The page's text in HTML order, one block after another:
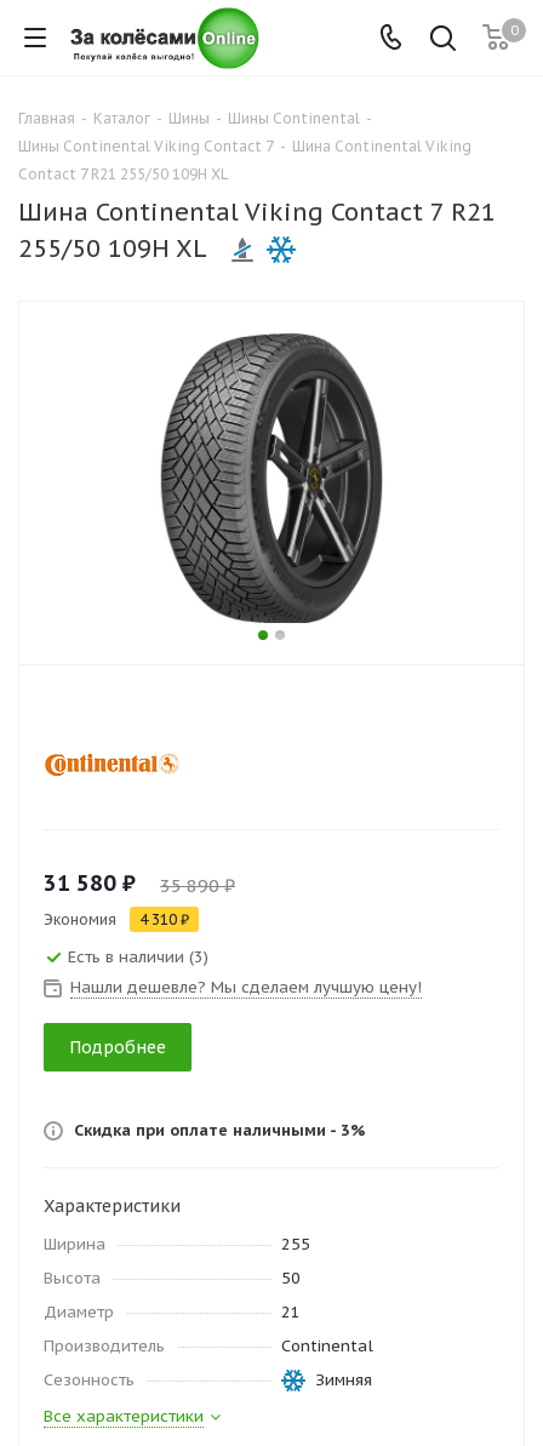
0
Главная - Каталог - Шины - Шины Continental -
Шины Continental Viking Contact 7 - Шина Continental Viking
Contact 7 R21 255/50 109H XL
Шина Continental Viking Contact 7 R21
255/50 109H XL
31 580 ₽ 35 890 ₽
Экономия 4 310 ₽
Есть в наличии (3)
Нашли дешевле? Мы сделаем лучшую цену!
Подробнее
Скидка при оплате наличными - 3%
Характеристики
Ширина
255
Высота
50
Диаметр
21
Производитель
Continental
Сезонность
Зимняя
Все характеристики